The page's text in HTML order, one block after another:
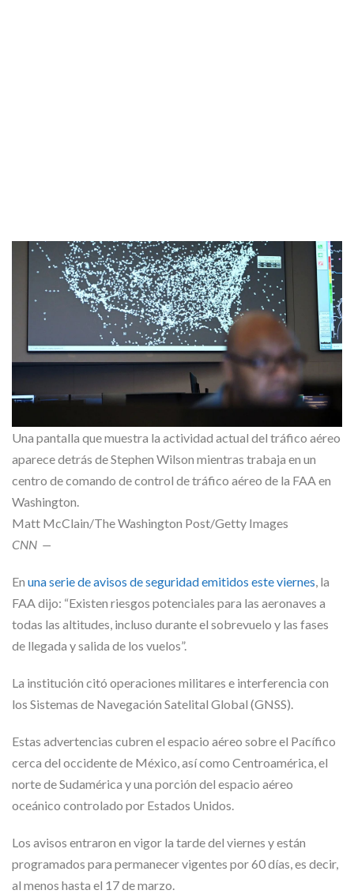
Una pantalla que muestra la actividad actual del tráfico aéreo
aparece detrás de Stephen Wilson mientras trabaja en un
centro de comando de control de tráfico aéreo de la FAA en
Washington.
Matt McClain/The Washington Post/Getty Images
CNN —
En una serie de avisos de seguridad emitidos este viernes, la
FAA dijo: “Existen riesgos potenciales para las aeronaves a
todas las altitudes, incluso durante el sobrevuelo y las fases
de llegada y salida de los vuelos”.
La institución citó operaciones militares e interferencia con
los Sistemas de Navegación Satelital Global (GNSS).
Estas advertencias cubren el espacio aéreo sobre el Pacífico
cerca del occidente de México, así como Centroamérica, el
norte de Sudamérica y una porción del espacio aéreo
oceánico controlado por Estados Unidos.
Los avisos entraron en vigor la tarde del viernes y están
programados para permanecer vigentes por 60 días, es decir,
al menos hasta el 17 de marzo.